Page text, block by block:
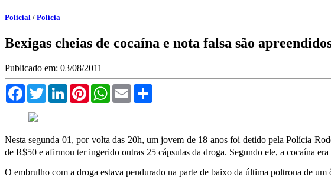
Policial / Polícia
Bexigas cheias de cocaína e nota falsa são
Publicado em: 03/08/2011
FacebookTwitterLinkedInPinterestWhatsApp
Email
Nesta segunda 01, por volta das 20h, um jovem de 18 anos foi detido pela Polícia
de R$50 e afirmou ter ingerido outras 25 cápsulas da droga. Segundo ele, a cocaína
O embrulho com a droga estava pendurado na parte de baixo da última poltrona de